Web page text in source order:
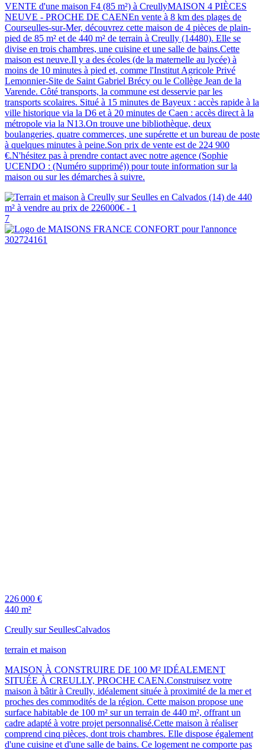
VENTE d'une maison F4 (85 m²) à CreullyMAISON 4 PIÈCES
NEUVE - PROCHE DE CAENEn vente à 8 km des plages de
Courseulles-sur-Mer, découvrez cette maison de 4 pièces de plain-
pied de 85 m² et de 440 m² de terrain à Creully (14480). Elle se
divise en trois chambres, une cuisine et une salle de bains.Cette
maison est neuve.Il y a des écoles (de la maternelle au lycée) à
moins de 10 minutes à pied et, comme l'Institut Agricole Privé
Lemonnier-Site de Saint Gabriel Brécy ou le Collège Jean de la
Varende. Côté transports, la commune est desservie par les
transports scolaires. Situé à 15 minutes de Bayeux : accès rapide à la
ville historique via la D6 et à 20 minutes de Caen : accès direct à la
métropole via la N13.On trouve une bibliothèque, deux
boulangeries, quatre commerces, une supérette et un bureau de poste
à quelques minutes à peine.Son prix de vente est de 224 900
€.N'hésitez pas à prendre contact avec notre agence (Sophie
UCENDO : (Numéro supprimé)) pour toute information sur la
maison ou sur les démarches à suivre.
7
226 000 €
440 m²
Creully sur SeullesCalvados
terrain et maison
MAISON À CONSTRUIRE DE 100 M² IDÉALEMENT
SITUÉE À CREULLY, PROCHE CAEN.Construisez votre
maison à bâtir à Creully, idéalement située à proximité de la mer et
proches des commodités de la région. Cette maison propose une
surface habitable de 100 m² sur un terrain de 440 m², offrant un
cadre adapté à votre projet personnalisé.Cette maison à réaliser
comprend cinq pièces, dont trois chambres. Elle dispose également
d'une cuisine et d'une salle de bains. Ce logement ne comporte pas